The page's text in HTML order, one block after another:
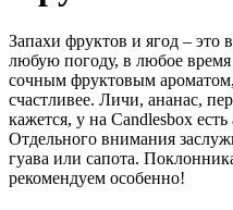
Запахи фруктов и ягод – это
любую погоду, в любое время
сочным фруктовым ароматом,
счастливее. Личи, ананас,
кажется, у на Candlesbox
Отдельного внимания
гуава или сапота.
рекомендуем особенно!